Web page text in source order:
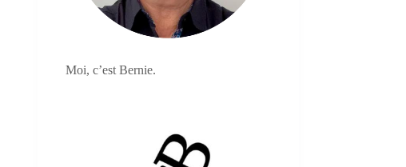
Moi, c’est Bernie.